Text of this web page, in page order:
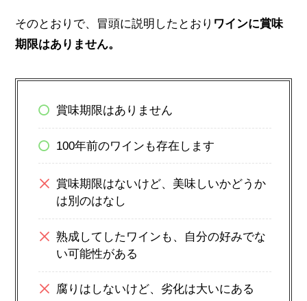
そのとおりで、冒頭に説明したとおり ワインに賞味
期限はありません。
賞味期限はありません
100年前のワインも存在します
賞味期限はないけど、美味しいかどうか
は別のはなし
熟成してしたワインも、自分の好みでな
い可能性がある
腐りはしないけど、劣化は大いにある